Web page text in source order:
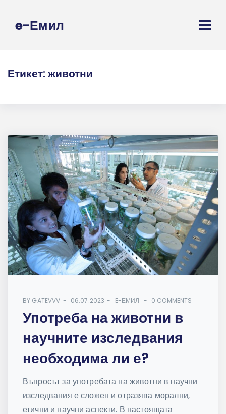
e-Емил
Етикет: животни
BY GATEVVV 06.07.2023 E-ЕМИЛ 0 COMMENTS
Употреба на животни в
научните изследвания
необходима ли е?
Въпросът за употребата на животни в научни
изследвания е сложен и отразява морални,
етични и научни аспекти. В настоящата